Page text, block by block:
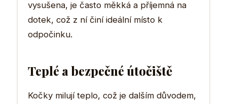
vysušena, je často měkká a příjemná na
dotek, což z ní činí ideální místo k
odpočinku.
Teplé a bezpečné útočiště
Kočky milují teplo, což je dalším důvodem,